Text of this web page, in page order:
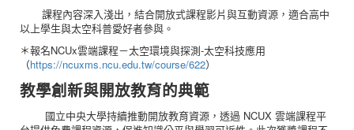
課程內容深入淺出，結合開放式課程影片與互動資源，適合高中
以上學生與太空科普愛好者參與。
＊報名NCUx雲端課程－太空環境與探測-太空科技應用
（https://ncuxms.ncu.edu.tw/course/622）
教學創新與開放教育的典範
國立中央大學持續推動開放教育資源，透過 NCUX 雲端課程平